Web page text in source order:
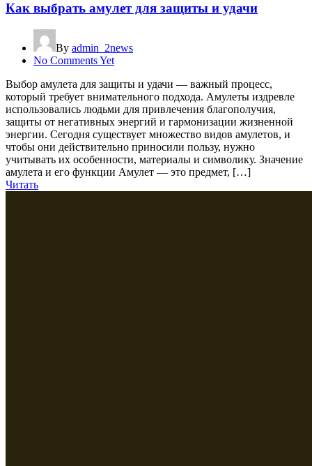
Как выбрать амулет для защиты и удачи
By admin_2news
No Comments Yet
Выбор амулета для защиты и удачи — важный процесс,
который требует внимательного подхода. Амулеты издревле
использовались людьми для привлечения благополучия,
защиты от негативных энергий и гармонизации жизненной
энергии. Сегодня существует множество видов амулетов, и
чтобы они действительно приносили пользу, нужно
учитывать их особенности, материалы и символику. Значение
амулета и его функции Амулет — это предмет, […]
Читать